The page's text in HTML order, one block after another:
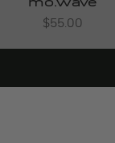
Angebot
$55.00